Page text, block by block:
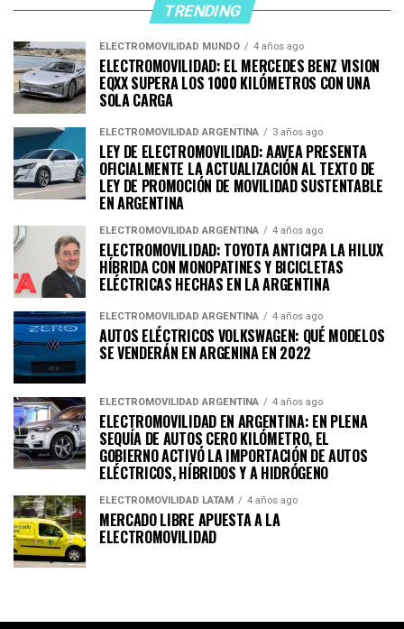
TRENDING
ELECTROMOVILIDAD MUNDO 4 años ago
ELECTROMOVILIDAD: EL MERCEDES BENZ VISION
EQXX SUPERA LOS 1000 KILÓMETROS CON UNA
SOLA CARGA
ELECTROMOVILIDAD ARGENTINA 3 años ago
LEY DE ELECTROMOVILIDAD: AAVEA PRESENTA
OFICIALMENTE LA ACTUALIZACIÓN AL TEXTO DE
LEY DE PROMOCIÓN DE MOVILIDAD SUSTENTABLE
EN ARGENTINA
ELECTROMOVILIDAD ARGENTINA 4 años ago
ELECTROMOVILIDAD: TOYOTA ANTICIPA LA HILUX
HÍBRIDA CON MONOPATINES Y BICICLETAS
ELÉCTRICAS HECHAS EN LA ARGENTINA
ELECTROMOVILIDAD ARGENTINA 4 años ago
AUTOS ELÉCTRICOS VOLKSWAGEN: QUÉ MODELOS
SE VENDERÁN EN ARGENINA EN 2022
ELECTROMOVILIDAD ARGENTINA 4 años ago
ELECTROMOVILIDAD EN ARGENTINA: EN PLENA
SEQUÍA DE AUTOS CERO KILÓMETRO, EL
GOBIERNO ACTIVÓ LA IMPORTACIÓN DE AUTOS
ELÉCTRICOS, HÍBRIDOS Y A HIDRÓGENO
ELECTROMOVILIDAD LATAM 4 años ago
MERCADO LIBRE APUESTA A LA
ELECTROMOVILIDAD